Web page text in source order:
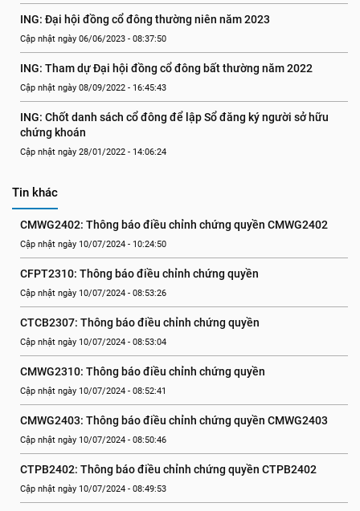
ING: Đại hội đồng cổ đông thường niên năm 2023
Cập nhật ngày 06/06/2023 - 08:37:50
ING: Tham dự Đại hội đồng cổ đông bất thường năm 2022
Cập nhật ngày 08/09/2022 - 16:45:43
ING: Chốt danh sách cổ đông để lập Sổ đăng ký người sở hữu
chứng khoán
Cập nhật ngày 28/01/2022 - 14:06:24
Tin khác
CMWG2402: Thông báo điều chỉnh chứng quyền CMWG2402
Cập nhật ngày 10/07/2024 - 10:24:50
CFPT2310: Thông báo điều chỉnh chứng quyền
Cập nhật ngày 10/07/2024 - 08:53:26
CTCB2307: Thông báo điều chỉnh chứng quyền
Cập nhật ngày 10/07/2024 - 08:53:04
CMWG2310: Thông báo điều chỉnh chứng quyền
Cập nhật ngày 10/07/2024 - 08:52:41
CMWG2403: Thông báo điều chỉnh chứng quyền CMWG2403
Cập nhật ngày 10/07/2024 - 08:50:46
CTPB2402: Thông báo điều chỉnh chứng quyền CTPB2402
Cập nhật ngày 10/07/2024 - 08:49:53